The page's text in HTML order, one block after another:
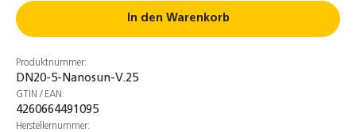
Edelstahlwellrohr Solarleitung
4er Set Schrumpfschlauch DN20 grau
4,90 €
In den Warenkorb
Produktnummer:
DN20-5-Nanosun-V.25
GTIN / EAN:
4260664491095
Herstellernummer: